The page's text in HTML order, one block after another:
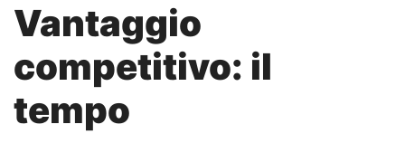
Vantaggio
competitivo: il
tempo